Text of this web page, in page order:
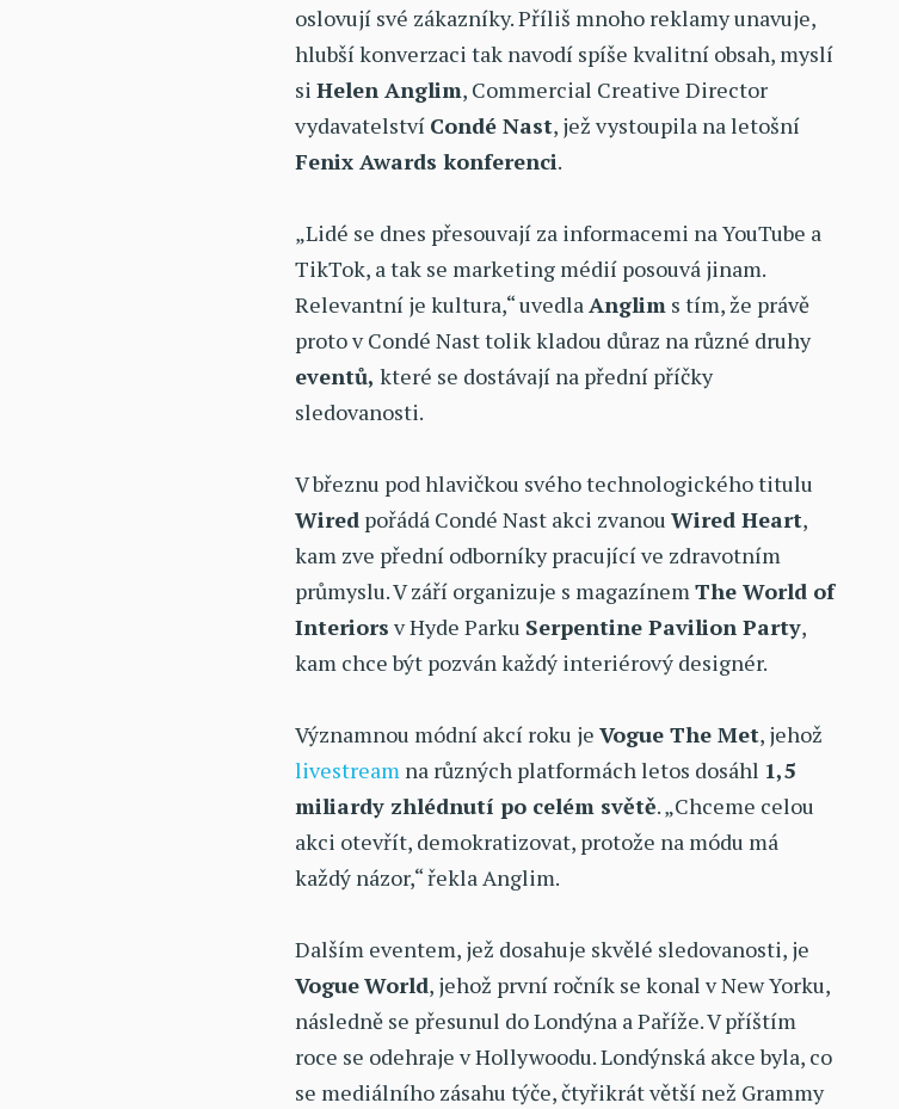
oslovují své zákazníky. Příliš mnoho reklamy unavuje,
hlubší konverzaci tak navodí spíše kvalitní obsah, myslí
si Helen Anglim, Commercial Creative Director
vydavatelství Condé Nast, jež vystoupila na letošní
Fenix Awards konferenci.
„Lidé se dnes přesouvají za informacemi na YouTube a
TikTok, a tak se marketing médií posouvá jinam.
Relevantní je kultura,“ uvedlaAnglims tím, že právě
proto v Condé Nast tolik kladou důraz na různé druhy
eventů, které se dostávají na přední příčky
sledovanosti.
V březnu pod hlavičkou svého technologického titulu
Wiredpořádá Condé Nast akci zvanou Wired Heart,
kam zve přední odborníky pracující ve zdravotním
průmyslu. V září organizuje s magazínemThe World of
Interiors v Hyde Parku Serpentine Pavilion Party,
kam chce být pozván každý interiérový designér.
Významnou módní akcí roku je Vogue The Met, jehož
livestreamna různých platformách letos dosáhl 1,5
miliardy zhlédnutí po celém světě. „Chceme celou
akci otevřít, demokratizovat, protože na módu má
každý názor,“ řekla Anglim.
Dalším eventem, jež dosahuje skvělé sledovanosti, je
VogueWorld, jehož první ročník se konal v New Yorku,
následně se přesunul do Londýna a Paříže. V příštím
roce se odehraje v Hollywoodu. Londýnská akce byla, co
se mediálního zásahu týče, čtyřikrát větší než Grammy